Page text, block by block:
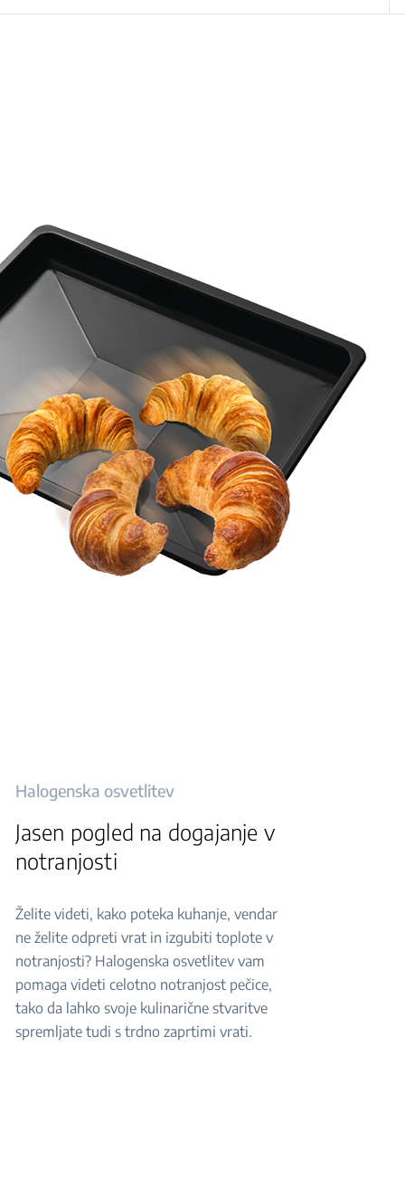
Halogenska osvetlitev
Jasen pogled na dogajanje v
notranjosti
Želite videti, kako poteka kuhanje, vendar
ne želite odpreti vrat in izgubiti toplote v
notranjosti? Halogenska osvetlitev vam
pomaga videti celotno notranjost pečice,
tako da lahko svoje kulinarične stvaritve
spremljate tudi s trdno zaprtimi vrati.